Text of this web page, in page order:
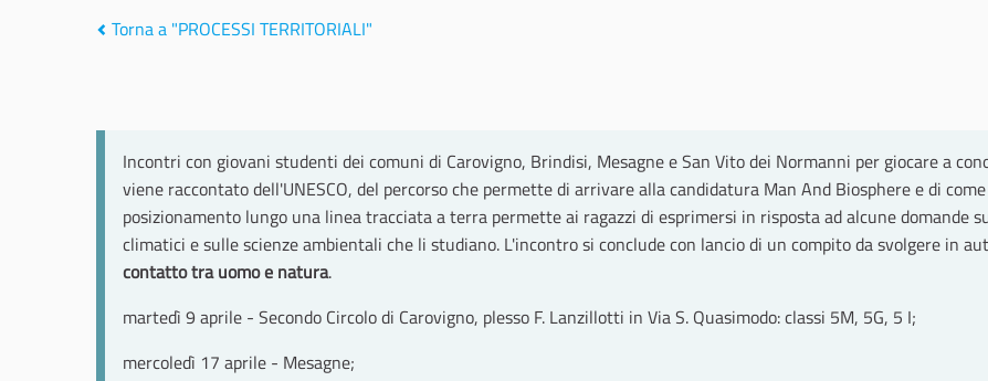
Torna a "PROCESSI TERRITORIALI"
Incontri con giovani studenti dei comuni di Carovigno, Brindisi, Mesagne e San Vito dei Normanni per giocare a
viene raccontato dell'UNESCO, del percorso che permette di arrivare alla candidatura Man And Biosphere e di
posizionamento lungo una linea tracciata a terra permette ai ragazzi di esprimersi in risposta ad alcune domande
climatici e sulle scienze ambientali che li studiano. L'incontro si conclude con lancio di un compito da svolgere in
contatto tra uomo e natura.
martedì 9 aprile - Secondo Circolo di Carovigno, plesso F. Lanzillotti in Via S. Quasimodo: classi 5M, 5G, 5 I;
mercoledì 17 aprile - Mesagne;